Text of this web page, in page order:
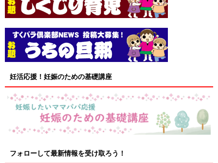
妊活応援！妊娠のための基礎講座
フォローして最新情報を受け取ろう！